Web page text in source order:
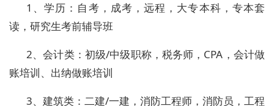
1、学历：自考，成考，远程，大专本科，专本套
读，研究生考前辅导班
2、会计类：初级/中级职称，税务师，CPA，会计做
账培训、出纳做账培训
3、建筑类：二建/一建，消防工程师，消防员，工程